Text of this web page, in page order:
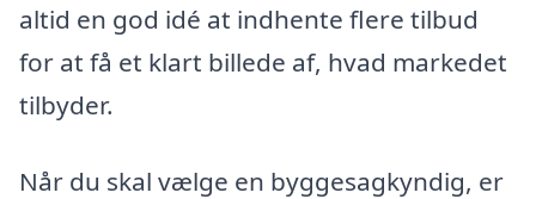
altid en god idé at indhente flere tilbud
for at få et klart billede af, hvad markedet
tilbyder.
Når du skal vælge en byggesagkyndig, er